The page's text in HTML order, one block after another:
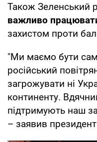
Також Зеленський
важливо
захистом проти
"Ми маємо бути
російський
загрожувати ні
континенту.
підтримують наш
– заявив